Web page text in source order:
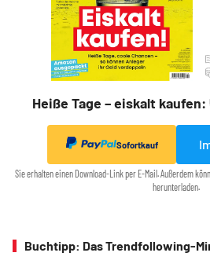
Heiße Tage – eiskalt
Sofortkauf
Sie erhalten einen Download-Link per E-Mail. Außerdem
herunterladen.
Buchtipp: Das Trendfollowing-